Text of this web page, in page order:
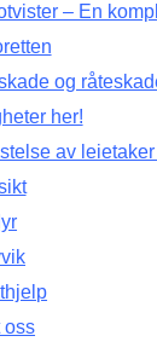
– En
og
her!
av
oss